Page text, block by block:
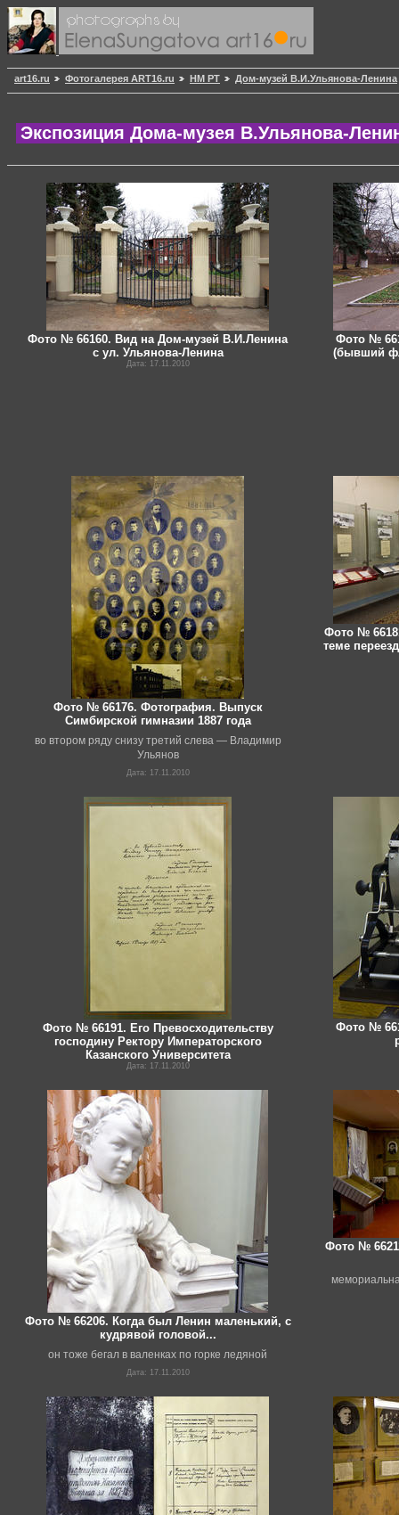
art16.ru Фотогалерея ART16.ru НМ РТ Дом-музей В.И.Ульянова-Ленина
Экспозиция Дома-музея В.Ульянова-
Фото № 66160. Вид на Дом-музей В.И.Ленина
с ул. Ульянова-Ленина
Дата: 17.11.2010
Фото №
(бывший
Фото № 66176. Фотография. Выпуск
Симбирской гимназии 1887 года
во втором ряду снизу третий слева — Владимир
Ульянов
Дата: 17.11.2010
Фото №
теме
Фото № 66191. Его Превосходительству
господину Ректору Императорского
Казанского Университета
Дата: 17.11.2010
Фото №
Фото № 66206. Когда был Ленин маленький, с
кудрявой головой...
он тоже бегал в валенках по горке ледяной
Дата: 17.11.2010
Фото №